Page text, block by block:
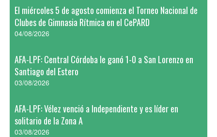
El miércoles 5 de agosto comienza el Torneo Nacional de
Clubes de Gimnasia Rítmica en el CePARD
04/08/2026
AFA-LPF: Central Córdoba le ganó 1-0 a San Lorenzo en
Santiago del Estero
03/08/2026
AFA-LPF: Vélez venció a Independiente y es líder en
solitario de la Zona A
03/08/2026